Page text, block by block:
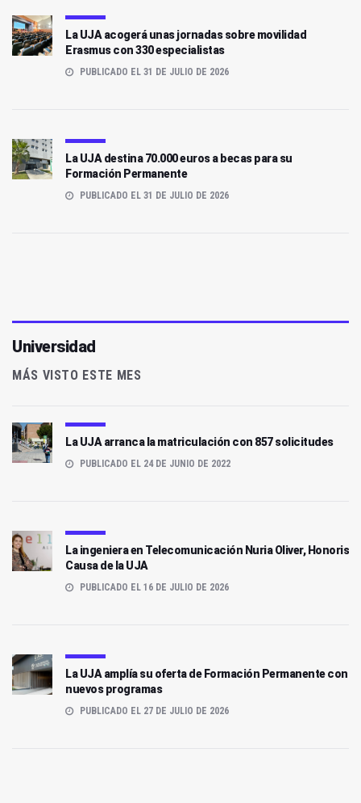
La UJA acogerá unas jornadas sobre movilidad
Erasmus con 330 especialistas
PUBLICADO EL 31 DE JULIO DE 2026
La UJA destina 70.000 euros a becas para su
Formación Permanente
PUBLICADO EL 31 DE JULIO DE 2026
Universidad
MÁS VISTO ESTE MES
La UJA arranca la matriculación con 857 solicitudes
PUBLICADO EL 24 DE JUNIO DE 2022
La ingeniera en Telecomunicación Nuria Oliver, Honoris
Causa de la UJA
PUBLICADO EL 16 DE JULIO DE 2026
La UJA amplía su oferta de Formación Permanente con
nuevos programas
PUBLICADO EL 27 DE JULIO DE 2026